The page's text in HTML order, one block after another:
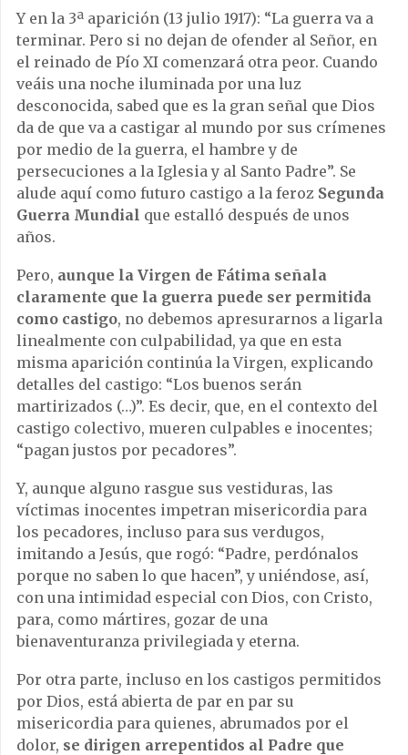
Y en la 3ª aparición (13 julio 1917): “La guerra va a
terminar. Pero si no dejan de ofender al Señor, en
el reinado de Pío XI comenzará otra peor. Cuando
veáis una noche iluminada por una luz
desconocida, sabed que es la gran señal que Dios
da de que va a castigar al mundo por sus crímenes
por medio de la guerra, el hambre y de
persecuciones a la Iglesia y al Santo Padre”. Se
alude aquí como futuro castigo a la feroz Segunda
Guerra Mundial que estalló después de unos
años.
Pero, aunque la Virgen de Fátima señala
claramente que la guerra puede ser permitida
como castigo, no debemos apresurarnos a ligarla
linealmente con culpabilidad, ya que en esta
misma aparición continúa la Virgen, explicando
detalles del castigo: “Los buenos serán
martirizados (…)”. Es decir, que, en el contexto del
castigo colectivo, mueren culpables e inocentes;
“pagan justos por pecadores”.
Y, aunque alguno rasgue sus vestiduras, las
víctimas inocentes impetran misericordia para
los pecadores, incluso para sus verdugos,
imitando a Jesús, que rogó: “Padre, perdónalos
porque no saben lo que hacen”, y uniéndose, así,
con una intimidad especial con Dios, con Cristo,
para, como mártires, gozar de una
bienaventuranza privilegiada y eterna.
Por otra parte, incluso en los castigos permitidos
por Dios, está abierta de par en par su
misericordia para quienes, abrumados por el
dolor, se dirigen arrepentidos al Padre que